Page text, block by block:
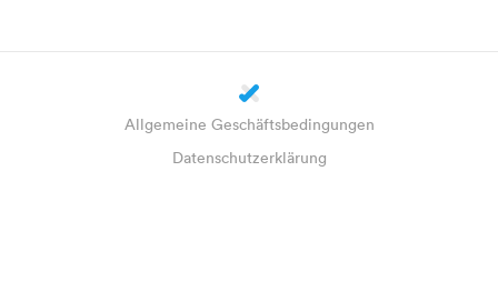
Allgemeine Geschäftsbedingungen
Datenschutzerklärung